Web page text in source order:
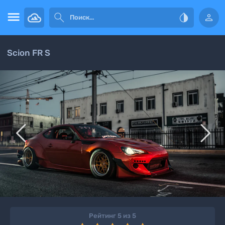
   
Scion FR S
 
Рейтинг 5 из 5